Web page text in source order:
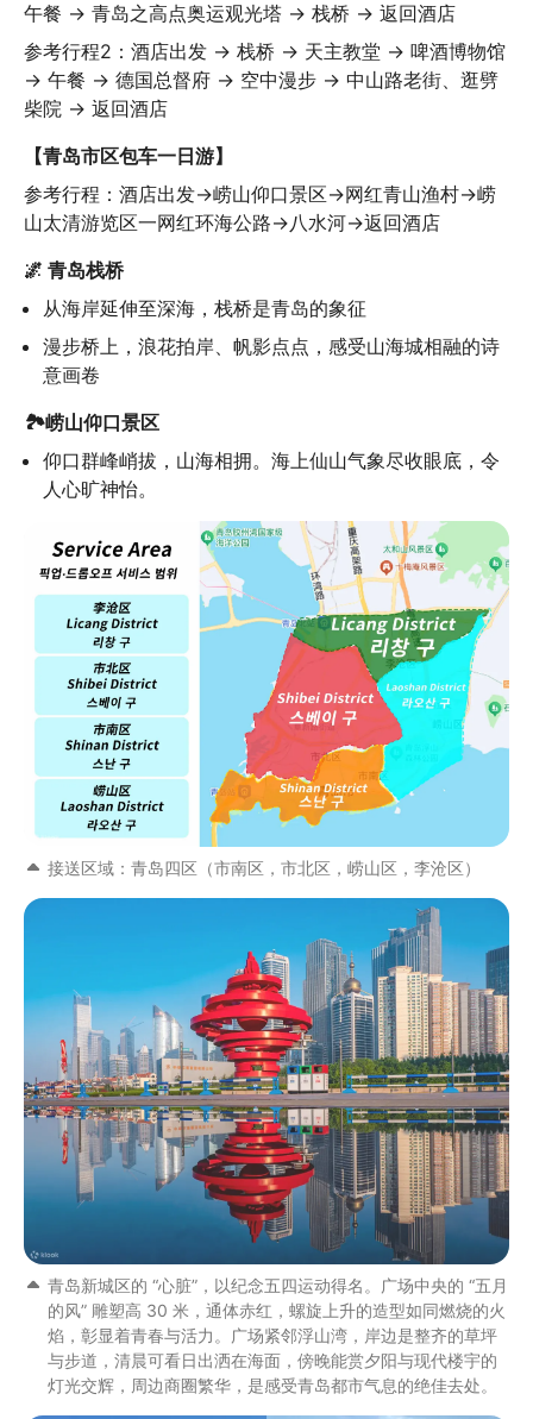
午餐 → 青岛之高点奥运观光塔 → 栈桥 → 返回酒店
参考行程2：酒店出发 → 栈桥 → 天主教堂 → 啤酒博物馆
→ 午餐 → 德国总督府 → 空中漫步 → 中山路老街、逛劈
柴院 → 返回酒店
【青岛市区包车一日游】
参考行程：酒店出发→崂山仰口景区→网红青山渔村→崂
山太清游览区一网红环海公路→八水河→返回酒店
🌌 青岛栈桥
从海岸延伸至深海，栈桥是青岛的象征
漫步桥上，浪花拍岸、帆影点点，感受山海城相融的诗
意画卷
🏞️崂山仰口景区
仰口群峰峭拔，山海相拥。海上仙山气象尽收眼底，令
人心旷神怡。
接送区域：青岛四区（市南区，市北区，崂山区，李沧区）
青岛新城区的 “心脏”，以纪念五四运动得名。广场中央的 “五月
的风” 雕塑高 30 米，通体赤红，螺旋上升的造型如同燃烧的火
焰，彰显着青春与活力。广场紧邻浮山湾，岸边是整齐的草坪
与步道，清晨可看日出洒在海面，傍晚能赏夕阳与现代楼宇的
灯光交辉，周边商圈繁华，是感受青岛都市气息的绝佳去处。